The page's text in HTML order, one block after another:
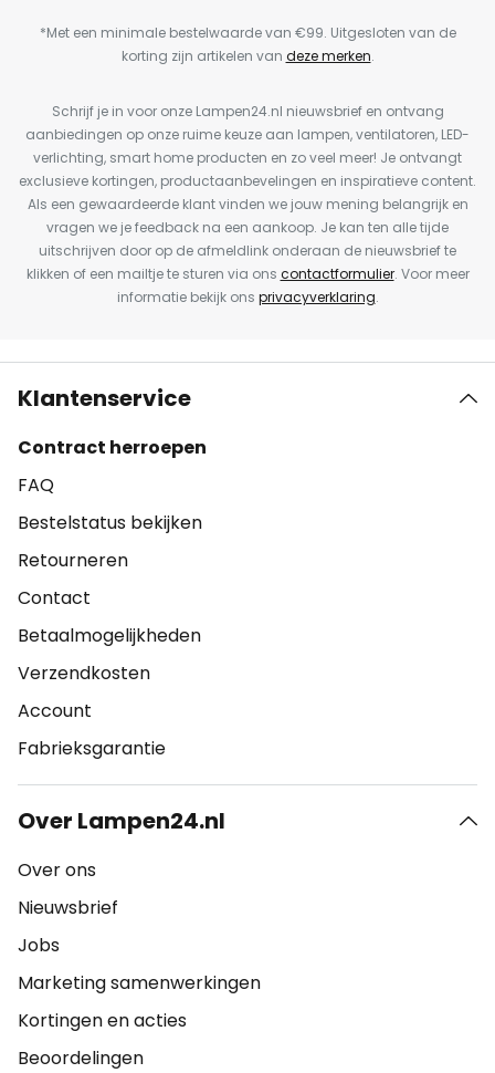
*Met een minimale bestelwaarde van €99. Uitgesloten van de
korting zijn artikelen van deze merken.
Schrijf je in voor onze Lampen24.nl nieuwsbrief en ontvang
aanbiedingen op onze ruime keuze aan lampen, ventilatoren, LED-
verlichting, smart home producten en zo veel meer! Je ontvangt
exclusieve kortingen, productaanbevelingen en inspiratieve content.
Als een gewaardeerde klant vinden we jouw mening belangrijk en
vragen we je feedback na een aankoop. Je kan ten alle tijde
uitschrijven door op de afmeldlink onderaan de nieuwsbrief te
klikken of een mailtje te sturen via ons contactformulier. Voor meer
informatie bekijk ons privacyverklaring.
Klantenservice
Contract herroepen
FAQ
Bestelstatus bekijken
Retourneren
Contact
Betaalmogelijkheden
Verzendkosten
Account
Fabrieksgarantie
Over Lampen24.nl
Over ons
Nieuwsbrief
Jobs
Marketing samenwerkingen
Kortingen en acties
Beoordelingen